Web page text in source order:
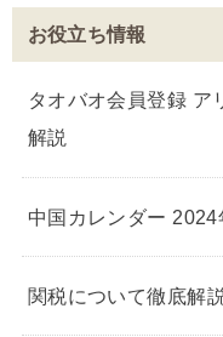
お役立ち情報
タオバオ会員登録 ア
解説
中国カレンダー
関税について徹底解